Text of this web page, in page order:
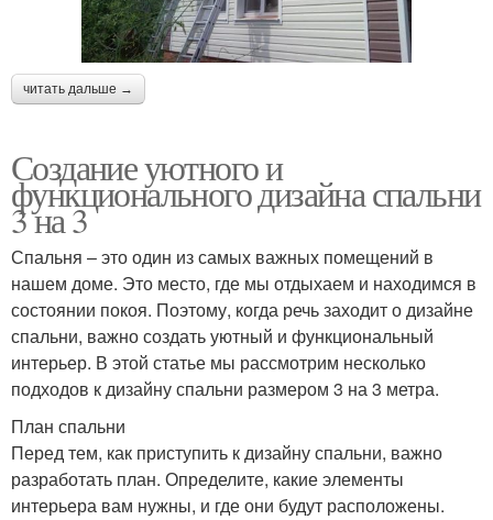
читать дальше →
Создание уютного и
функционального дизайна спальни
3 на 3
Спальня – это один из самых важных помещений в
нашем доме. Это место, где мы отдыхаем и находимся в
состоянии покоя. Поэтому, когда речь заходит о дизайне
спальни, важно создать уютный и функциональный
интерьер. В этой статье мы рассмотрим несколько
подходов к дизайну спальни размером 3 на 3 метра.
План спальни
Перед тем, как приступить к дизайну спальни, важно
разработать план. Определите, какие элементы
интерьера вам нужны, и где они будут расположены.